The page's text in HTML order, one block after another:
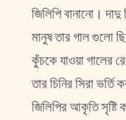
জিলিপি বানানো।
মানুষ তার গাল গুলো
কুঁচকে যাওয়া গালের
তার চিনির সিরা
জিলিপির আকৃতি